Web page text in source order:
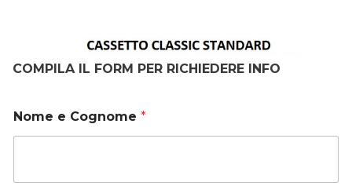
COMPILA IL FORM PER RICHIEDERE INFO
Nome e Cognome *